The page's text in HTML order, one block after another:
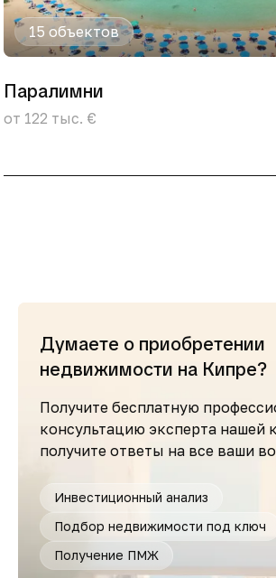
15 объектов
Паралимни
от 122 тыс. €
Думаете о приобретении
недвижимости на Кипре?
Получите бесплатную
консультацию эксперта
получите ответы на все ваши
Инвестиционный анализ
Подбор недвижимости под ключ
Получение ПМЖ